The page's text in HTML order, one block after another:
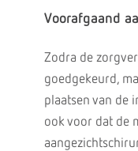
Voorafgaand
Zodra de
goedgekeurd,
plaatsen van de
ook voor dat de